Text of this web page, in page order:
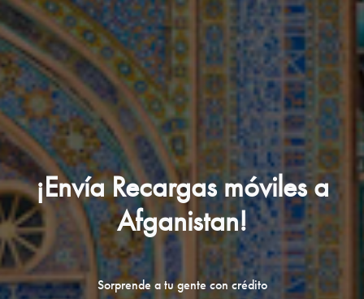
¡Envía Recargas móviles a
Afganistan!
Sorprende a tu gente con crédito